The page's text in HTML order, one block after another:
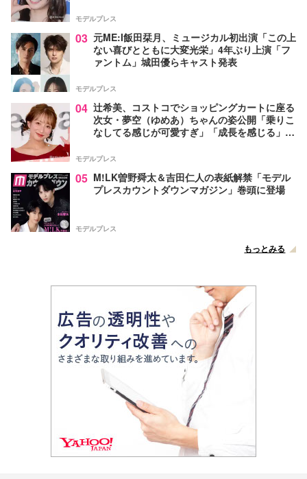
モデルプレス
03 元ME:I飯田栞月、ミュージカル初出演「この上
ない喜びとともに大変光栄」4年ぶり上演「フ
ァントム」城田優らキャスト発表
モデルプレス
04 辻希美、コストコでショッピングカートに座る
次女・夢空（ゆめあ）ちゃんの姿公開「乗りこ
なしてる感じが可愛すぎ」「成長を感じる」の
モデルプレス
05 M!LK曽野舜太＆吉田仁人の表紙解禁「モデル
プレスカウントダウンマガジン」巻頭に登場
モデルプレス
もっとみる